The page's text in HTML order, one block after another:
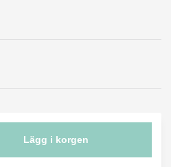
Lägg i korgen